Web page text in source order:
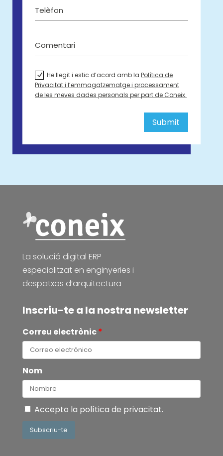
He llegit i estic d’acord amb laPolítica de
Privacitat i l’emmagatzematge i processament
de les meves dades personals per part de Coneix.
Submit
La solució digital ERP
especialitzat en enginyeries i
despatxos d’arquitectura
Inscriu-te a la nostra newsletter
Correu electrònic*
Nom
Accepto la política de privacitat.
Subscriu-te